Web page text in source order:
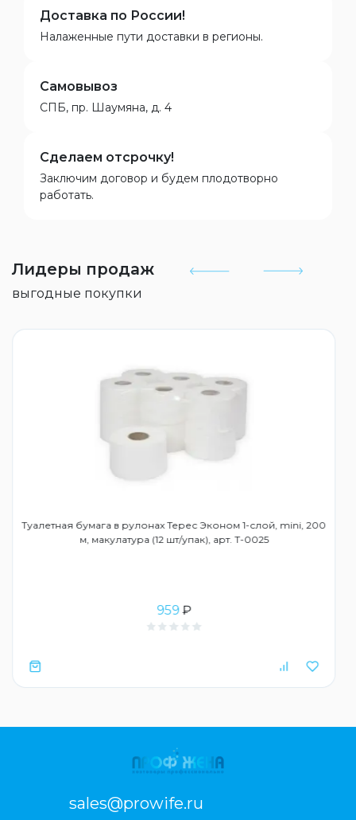
Доставка по России!
Налаженные пути доставки в регионы.
Самовывоз
СПБ, пр. Шаумяна, д. 4
Сделаем отсрочку!
Заключим договор и будем плодотворно
работать.
Лидеры продаж
выгодные покупки
Туалетная бумага в рулонах Терес Эконом 1-слой, mini, 200
м, макулатура (12 шт/упак), арт. Т-0025
959₽
sales@prowife.ru